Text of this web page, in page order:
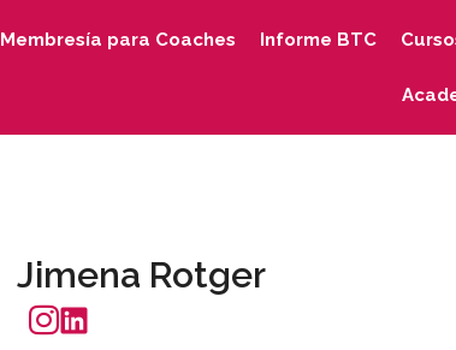
Membresía para Coaches Informe BTC
Jimena Rotger